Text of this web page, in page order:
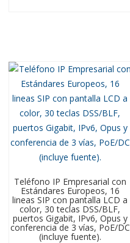
Teléfono IP Empresarial con
Estándares Europeos, 16
lineas SIP con pantalla LCD a
color, 30 teclas DSS/BLF,
puertos Gigabit, IPv6, Opus y
conferencia de 3 vías, PoE/DC
(incluye fuente).